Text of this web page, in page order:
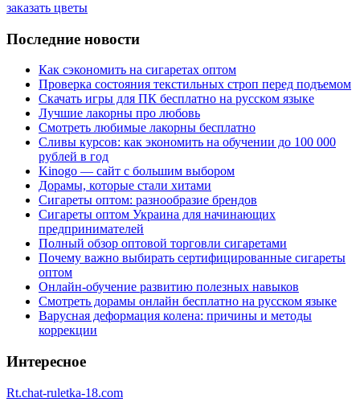
заказать цветы
Последние новости
Как сэкономить на сигаретах оптом
Проверка состояния текстильных строп перед подъемом
Скачать игры для ПК бесплатно на русском языке
Лучшие лакорны про любовь
Смотреть любимые лакорны бесплатно
Сливы курсов: как экономить на обучении до 100 000
рублей в год
Kinogo — сайт с большим выбором
Дорамы, которые стали хитами
Сигареты оптом: разнообразие брендов
Сигареты оптом Украина для начинающих
предпринимателей
Полный обзор оптовой торговли сигаретами
Почему важно выбирать сертифицированные сигареты
оптом
Онлайн-обучение развитию полезных навыков
Смотреть дорамы онлайн бесплатно на русском языке
Варусная деформация колена: причины и методы
коррекции
Интересное
Rt.chat-ruletka-18.com